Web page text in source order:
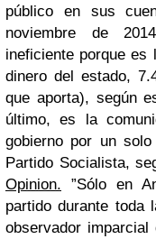
público en sus
noviembre de
ineficiente porque es
dinero del estado,
que aporta), según
último, es la
gobierno por un
Partido Socialista,
Opinion. ”Sólo en
partido durante toda
observador